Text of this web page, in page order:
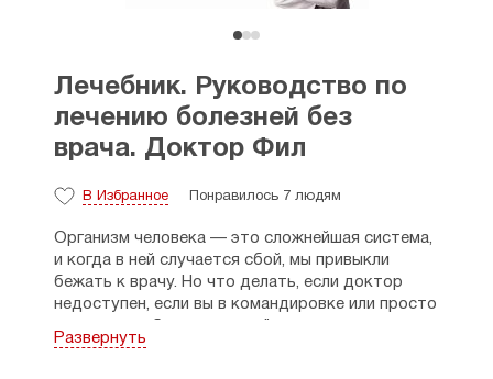
Лечебник. Руководство по
лечению болезней без
врача. Доктор Фил
В Избранное Понравилось 7 людям
Организм человека — это сложнейшая система,
и когда в ней случается сбой, мы привыкли
бежать к врачу. Но что делать, если доктор
недоступен, если вы в командировке или просто
до визита в поликлинику? Книга доктора Фила
Развернуть